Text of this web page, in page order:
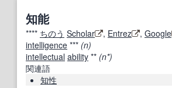
知能
**** ちのう Scholar , Entrez , Google
intelligence *** (n)
intellectual ability ** (n*)
関連語
知性